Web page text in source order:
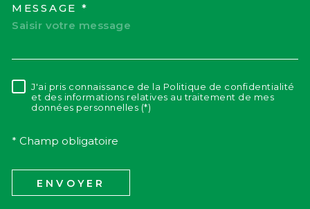
MESSAGE *
RÈGLEMENTATION
J'ai pris connaissance de la Politique de confidentialité
et des informations relatives au traitement de mes
données personnelles (*)
* Champ obligatoire
ENVOYER